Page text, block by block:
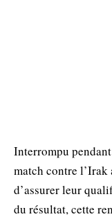
Interrompu
match contre l’Irak
d’assurer leur
du résultat, cette